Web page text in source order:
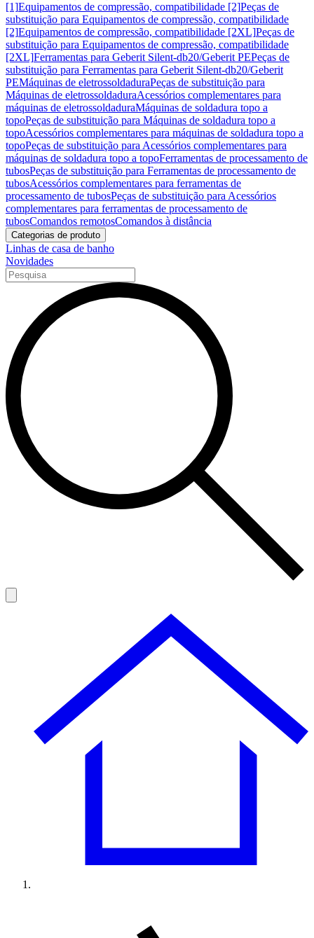
[1]Equipamentos de compressão, compatibilidade [2]Peças de
substituição para Equipamentos de compressão, compatibilidade
[2]Equipamentos de compressão, compatibilidade [2XL]Peças de
substituição para Equipamentos de compressão, compatibilidade
[2XL]Ferramentas para Geberit Silent-db20/Geberit PEPeças de
substituição para Ferramentas para Geberit Silent-db20/Geberit
PEMáquinas de eletrossoldaduraPeças de substituição para
Máquinas de eletrossoldaduraAcessórios complementares para
máquinas de eletrossoldaduraMáquinas de soldadura topo a
topoPeças de substituição para Máquinas de soldadura topo a
topoAcessórios complementares para máquinas de soldadura topo a
topoPeças de substituição para Acessórios complementares para
máquinas de soldadura topo a topoFerramentas de processamento de
tubosPeças de substituição para Ferramentas de processamento de
tubosAcessórios complementares para ferramentas de
processamento de tubosPeças de substituição para Acessórios
complementares para ferramentas de processamento de
tubosComandos remotosComandos à distância
Categorias de produto
Linhas de casa de banho
Novidades